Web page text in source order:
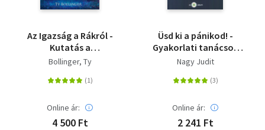
Az Igazság a Rákról -
Kutatás a
gyógymódok után
Bollinger, Ty
Online ár:
4 500 Ft
Üsd ki a pánikod! -
Gyakorlati tanácsok
egy tapasztalt
Nagy Judit
Online ár:
2 241 Ft